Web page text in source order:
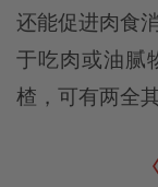
还能促进肉食
于吃肉或油腻
楂，可有两全